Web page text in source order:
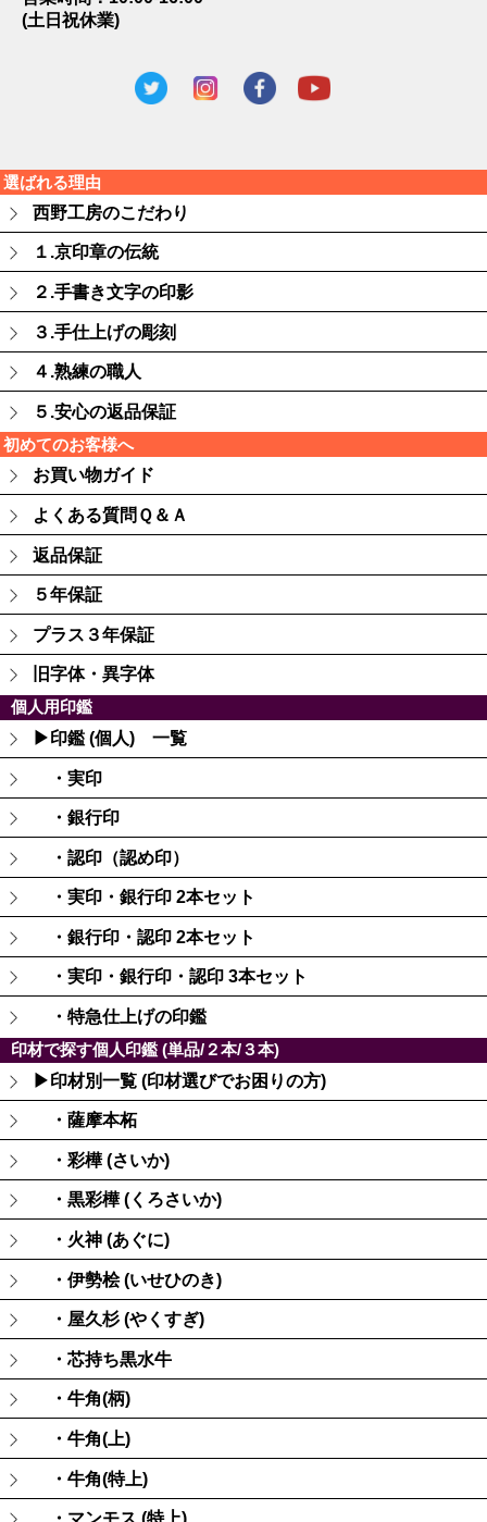
(土日祝休業)
選ばれる理由
西野工房のこだわり
１.京印章の伝統
２.手書き文字の印影
３.手仕上げの彫刻
４.熟練の職人
５.安心の返品保証
初めてのお客様へ
お買い物ガイド
よくある質問Ｑ＆Ａ
返品保証
５年保証
プラス３年保証
旧字体・異字体
個人用印鑑
▶印鑑 (個人) 一覧
・実印
・銀行印
・認印（認め印）
・実印・銀行印 2本セット
・銀行印・認印 2本セット
・実印・銀行印・認印 3本セット
・特急仕上げの印鑑
印材で探す個人印鑑 (単品/２本/３本)
▶印材別一覧 (印材選びでお困りの方)
・薩摩本柘
・彩樺 (さいか)
・黒彩樺 (くろさいか)
・火神 (あぐに)
・伊勢桧 (いせひのき)
・屋久杉 (やくすぎ)
・芯持ち黒水牛
・牛角(柄)
・牛角(上)
・牛角(特上)